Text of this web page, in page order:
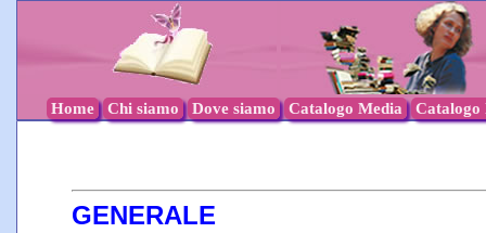
Home Chi siamo Dove siamo Catalogo Media Catalogo
GENERALE